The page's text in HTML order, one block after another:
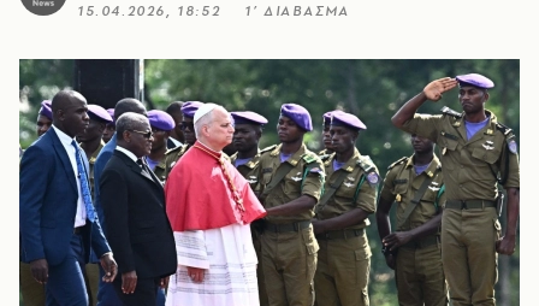
15.04.2026, 18:52 1’ ΔΙΑΒΑΣΜΑ